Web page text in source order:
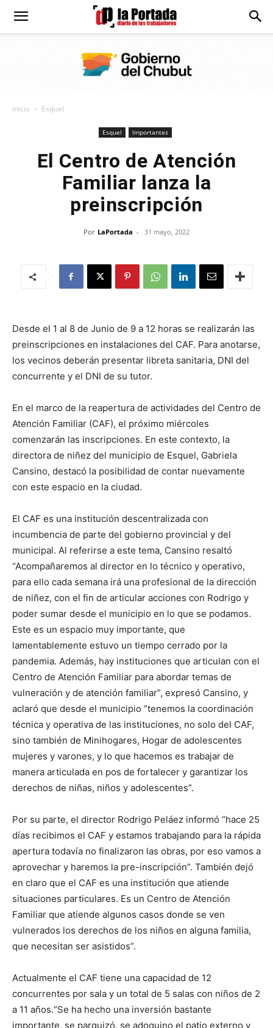
Diario
Inicio Esquel
Esquel Importantes
El Centro de Atención
Familiar lanza la
preinscripción
Por LaPortada - 31 mayo, 2022
Desde el 1 al 8 de Junio de 9 a 12 horas se realizarán las
preinscripciones en instalaciones del CAF. Para anotarse,
los vecinos deberán presentar libreta sanitaria, DNI del
concurrente y el DNI de su tutor.
En el marco de la reapertura de actividades del Centro de
Atención Familiar (CAF), el próximo miércoles
comenzarán las inscripciones. En este contexto, la
directora de niñez del municipio de Esquel, Gabriela
Cansino, destacó la posibilidad de contar nuevamente
con este espacio en la ciudad.
El CAF es una institución descentralizada con
incumbencia de parte del gobierno provincial y del
municipal. Al referirse a este tema, Cansino resaltó
“Acompañaremos al director en lo técnico y operativo,
para ello cada semana irá una profesional de la dirección
de niñez, con el fin de articular acciones con Rodrigo y
poder sumar desde el municipio en lo que se podamos.
Este es un espacio muy importante, que
lamentablemente estuvo un tiempo cerrado por la
pandemia. Además, hay instituciones que articulan con el
Centro de Atención Familiar para abordar temas de
vulneración y de atención familiar”, expresó Cansino, y
aclaró que desde el municipio “tenemos la coordinación
técnica y operativa de las instituciones, no solo del CAF,
sino también de Minihogares, Hogar de adolescentes
mujeres y varones, y lo que hacemos es trabajar de
manera articulada en pos de fortalecer y garantizar los
derechos de niñas, niños y adolescentes”.
Por su parte, el director Rodrigo Peláez informó “hace 25
días recibimos el CAF y estamos trabajando para la rápida
apertura todavía no finalizaron las obras, por eso vamos a
aprovechar y haremos la pre-inscripción”. También dejó
en claro que el CAF es una institución que atiende
situaciones particulares. Es un Centro de Atención
Familiar que atiende algunos casos donde se ven
vulnerados los derechos de los niños en alguna familia,
que necesitan ser asistidos”.
Actualmente el CAF tiene una capacidad de 12
concurrentes por sala y un total de 5 salas con niños de 2
a 11 años.“Se ha hecho una inversión bastante
importante, se parquizó, se adoquino el patio externo y